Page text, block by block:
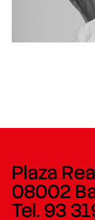
Plaza
08002
Tel. 93